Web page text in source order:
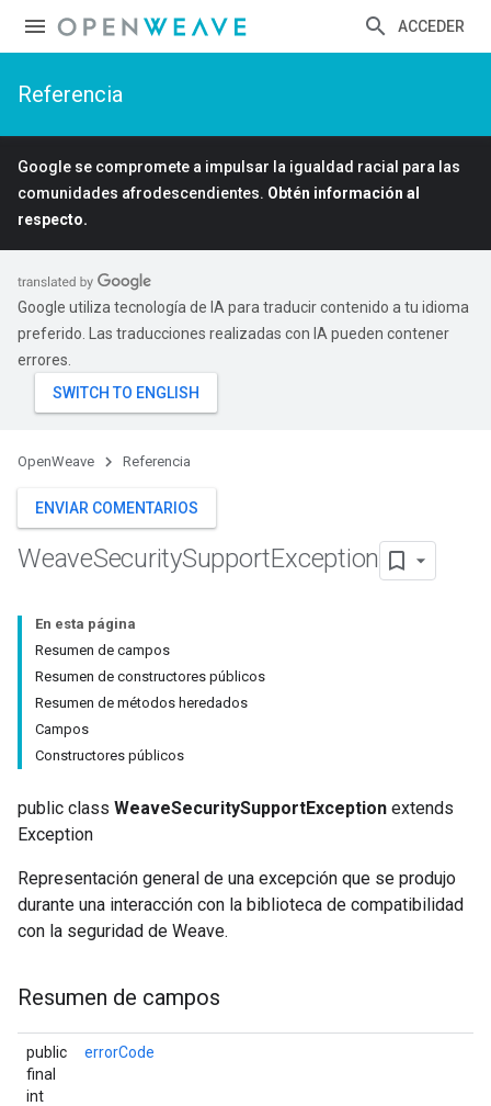
ACCEDER
Referencia
Google se compromete a impulsar la igualdad racial para las
comunidades afrodescendientes. Obtén información al
respecto.
Google utiliza tecnología de IA para traducir contenido a tu idioma
preferido. Las traducciones realizadas con IA pueden contener
errores.
OpenWeave Referencia
ENVIAR COMENTARIOS
WeaveSecuritySupportException
En esta página
Resumen de campos
Resumen de constructores públicos
Resumen de métodos heredados
Campos
Constructores públicos
public class WeaveSecuritySupportException extends
Exception
Representación general de una excepción que se produjo
durante una interacción con la biblioteca de compatibilidad
con la seguridad de Weave.
Resumen de campos
public
final
int
errorCode